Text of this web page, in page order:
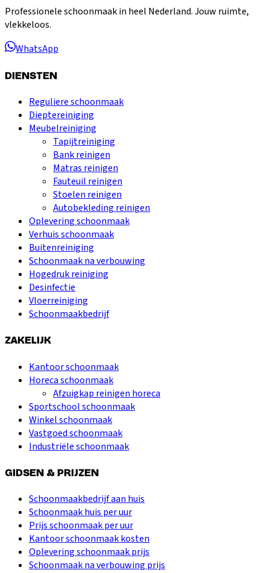
Professionele schoonmaak in heel Nederland. Jouw ruimte,
vlekkeloos.
WhatsApp
DIENSTEN
Reguliere schoonmaak
Dieptereiniging
Meubelreiniging
Tapijtreiniging
Bank reinigen
Matras reinigen
Fauteuil reinigen
Stoelen reinigen
Autobekleding reinigen
Oplevering schoonmaak
Verhuis schoonmaak
Buitenreiniging
Schoonmaak na verbouwing
Hogedruk reiniging
Desinfectie
Vloerreiniging
Schoonmaakbedrijf
ZAKELIJK
Kantoor schoonmaak
Horeca schoonmaak
Afzuigkap reinigen horeca
Sportschool schoonmaak
Winkel schoonmaak
Vastgoed schoonmaak
Industriële schoonmaak
GIDSEN & PRIJZEN
Schoonmaakbedrijf aan huis
Schoonmaak huis per uur
Prijs schoonmaak per uur
Kantoor schoonmaak kosten
Oplevering schoonmaak prijs
Schoonmaak na verbouwing prijs